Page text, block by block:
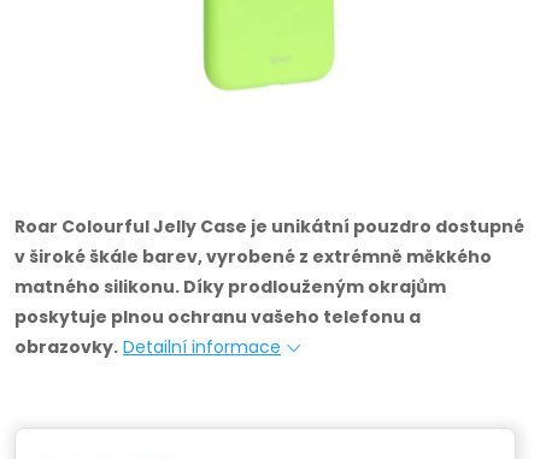
Roar Colourful Jelly Case je unikátní pouzdro dostupné
v široké škále barev, vyrobené z extrémně měkkého
matného silikonu. Díky prodlouženým okrajům
poskytuje plnou ochranu vašeho telefonu a
obrazovky. Detailní informace